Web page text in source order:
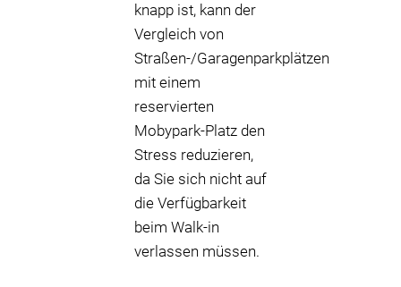
knapp ist, kann der
Vergleich von
Straßen-/Garagenparkplätzen
mit einem
reservierten
Mobypark-Platz den
Stress reduzieren,
da Sie sich nicht auf
die Verfügbarkeit
beim Walk-in
verlassen müssen.